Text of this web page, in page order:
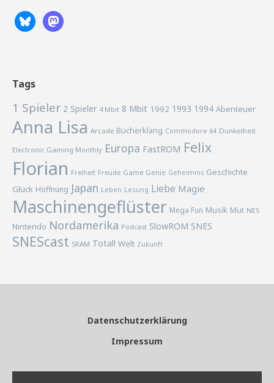
Tags
1 Spieler 2 Spieler 4 Mbit 8 Mbit 1992 1993 1994 Abenteuer
Anna Lisa Arcade Bücherklang Commodore 64 Dunkelheit
Electronic Gaming Monthly Europa FastROM Felix
Florian Freiheit Freude Game Genie Geheimnis Geschichte
Glück Hoffnung Japan Leben Lesung Liebe Magie
Maschinengeflüster Mega Fun Musik Mut NES
Nintendo Nordamerika Podcast SlowROM SNES
SNEScast SRAM Total! Welt Zukunft
Datenschutzerklärung
Impressum